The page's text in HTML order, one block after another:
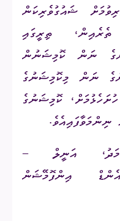
ޝައުގުވެރިކަން
ތެރެއިން، ތިރީގައި
މުވައްޒަފުންގެ ނަން ކޮމިޝަނުން
4 މުވައްޒަފުންގެ ނަން މިކޮމިޝަނުގެ
ކޮމިޝަނުގެ
އަނީލް –
އިންފޮމޭޝަން